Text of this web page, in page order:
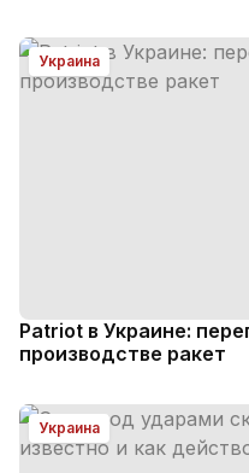
Украина
Patriot в Украине:
производстве ракет
Украина